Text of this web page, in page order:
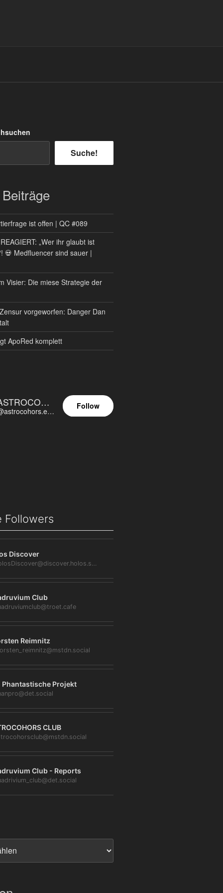
Suche!
ist offen | QC #089
„Wer ihr glaubt ist
💀 Medfluencer sind sauer |
Visier: Die miese Strategie der
vorgeworfen: Danger Dan
ApoRed komplett
ASTROCOHORS EUNOIA ULTIMA
@astrocohors.eu@astrocohors.eu
Follow
Followers
Discover
@HolosDiscover@discover.holos.social
Club
Reimnitz
Phantastische Projekt
CLUB
Club - Reports